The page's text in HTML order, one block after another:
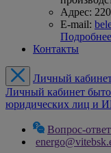
Адрес:
E-mail:
Подробнее
Контакты
Личный
Личный кабинет
юридических лиц и
Вопрос-ответ